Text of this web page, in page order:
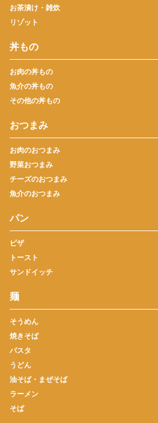
お茶漬け・雑炊
リゾット
丼もの
お肉の丼もの
魚介の丼もの
その他の丼もの
おつまみ
お肉のおつまみ
野菜おつまみ
チーズのおつまみ
魚介のおつまみ
パン
ピザ
トースト
サンドイッチ
麺
そうめん
焼きそば
パスタ
うどん
油そば・まぜそば
ラーメン
そば